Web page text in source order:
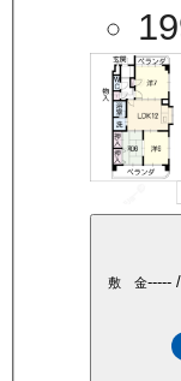
敷 金-----/